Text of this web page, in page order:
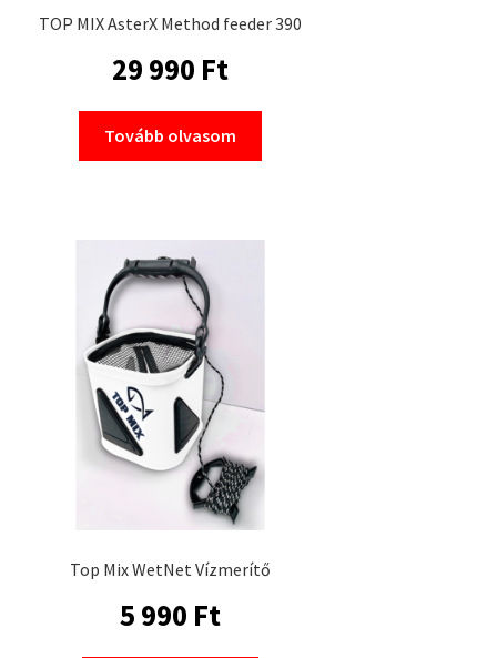
TOP MIX AsterX Method feeder 390
29 990 Ft
Tovább olvasom
Top Mix WetNet Vízmerítő
5 990 Ft